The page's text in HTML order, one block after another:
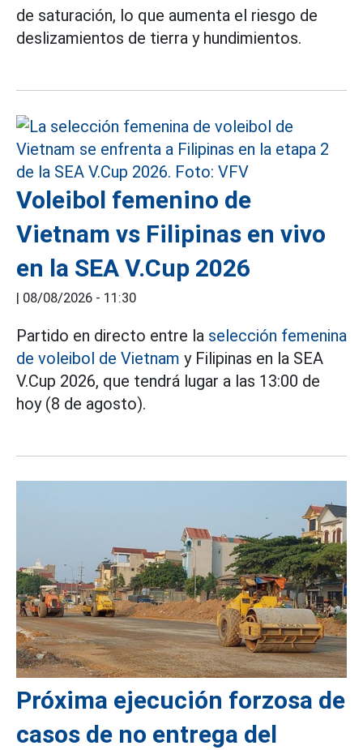
de saturación, lo que aumenta el riesgo de
deslizamientos de tierra y hundimientos.
Voleibol femenino de
Vietnam vs Filipinas en vivo
en la SEA V.Cup 2026
| 08/08/2026 - 11:30
Partido en directo entre la selección femenina
de voleibol de Vietnam y Filipinas en la SEA
V.Cup 2026, que tendrá lugar a las 13:00 de
hoy (8 de agosto).
Próxima ejecución forzosa de
casos de no entrega del